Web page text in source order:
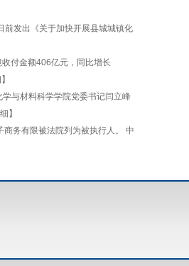
发出《关于加快开展县城城镇化
付金额406亿元，同比增长
与材料科学学院党委书记闫立峰
】
务有限被法院列为被执行人。 中